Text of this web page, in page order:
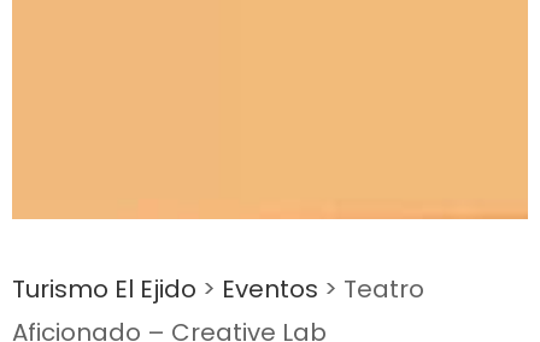
Turismo El Ejido > Eventos > Teatro
Aficionado – Creative Lab